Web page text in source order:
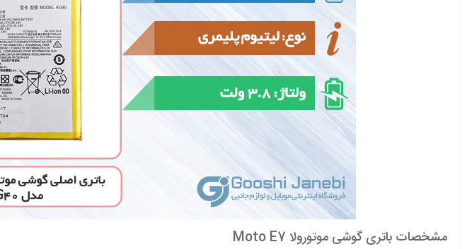
مشخصات باتری گوشی موتورولا Moto E7